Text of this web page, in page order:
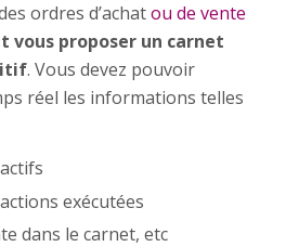
ordres d’achatou de vente
vous proposer un carnet
. Vous devez pouvoir
réel les informations telles
exécutées
dans le carnet, etc